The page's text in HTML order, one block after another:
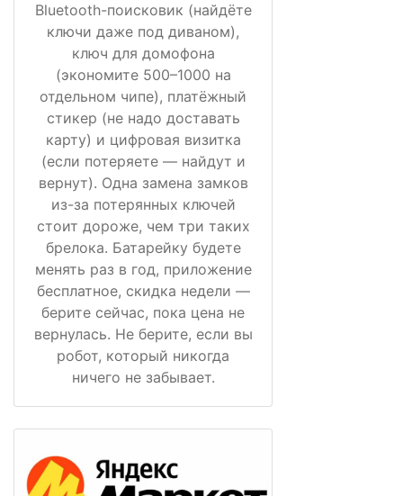
Bluetooth-поисковик (найдёте
ключи даже под диваном),
ключ для домофона
(экономите 500–1000 на
отдельном чипе), платёжный
стикер (не надо доставать
карту) и цифровая визитка
(если потеряете — найдут и
вернут). Одна замена замков
из-за потерянных ключей
стоит дороже, чем три таких
брелока. Батарейку будете
менять раз в год, приложение
бесплатное, скидка недели —
берите сейчас, пока цена не
вернулась. Не берите, если вы
робот, который никогда
ничего не забывает.